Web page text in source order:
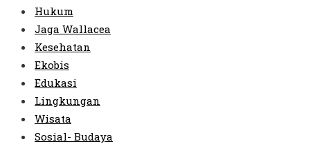
Hukum
Jaga Wallacea
Kesehatan
Ekobis
Edukasi
Lingkungan
Wisata
Sosial- Budaya